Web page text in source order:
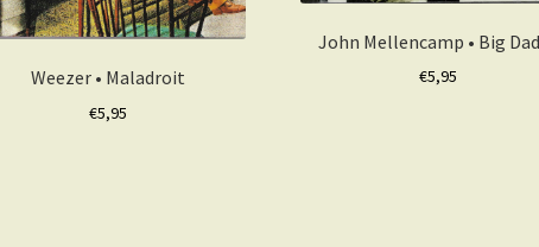
Weezer • Maladroit
€5,95
John Mellencamp • Big
€5,95